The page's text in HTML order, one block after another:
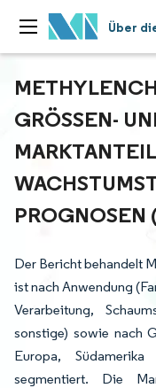
Über
GRÖSSEN- UND
ROGNOSEN
Der Bericht behandelt
ist nach Anwendung
Verarbeitung,
sonstige) sowie nach
Europa,
segmentiert. Die